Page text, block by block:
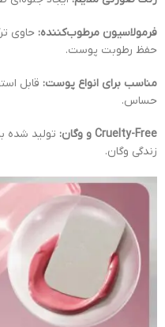
فرمولاسیون مرطوب‌کننده: حاوی
حفظ رطوبت پوست.
مناسب برای انواع پوست: قابل
حساس.
Cruelty-Free و وگان:
تولید
زندگی وگان.